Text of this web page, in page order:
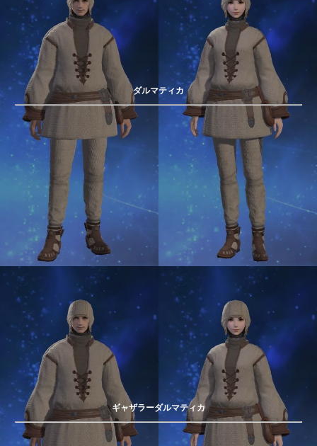
ダルマティカ
ギャザラーダルマティカ